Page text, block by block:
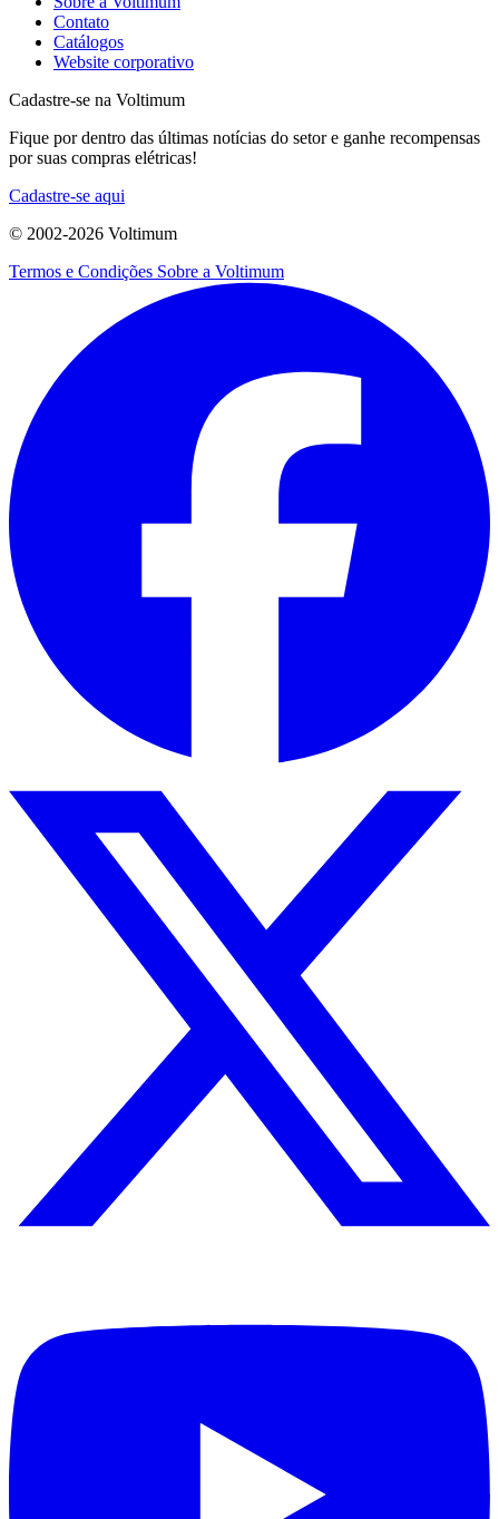
Contato
Catálogos
Website corporativo
Cadastre-se na Voltimum
Fique por dentro das últimas notícias do setor e ganhe recompensas
por suas compras elétricas!
Cadastre-se aqui
© 2002-2026 Voltimum
Termos e Condições Sobre a Voltimum